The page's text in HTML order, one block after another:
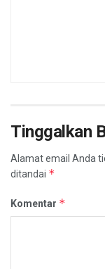
Tinggalkan
Alamat email Anda
ditandai *
Komentar *